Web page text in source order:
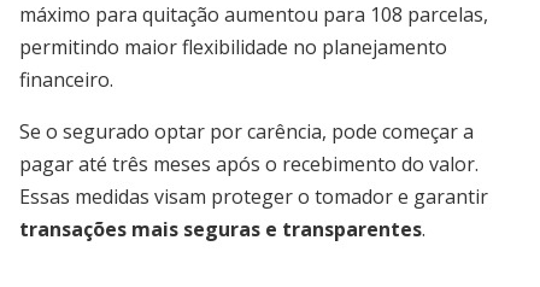
máximo para quitação aumentou para 108 parcelas,
permitindo maior flexibilidade no planejamento
financeiro.
Se o segurado optar por carência, pode começar a
pagar até três meses após o recebimento do valor.
Essas medidas visam proteger o tomador e garantir
transações mais seguras e transparentes.